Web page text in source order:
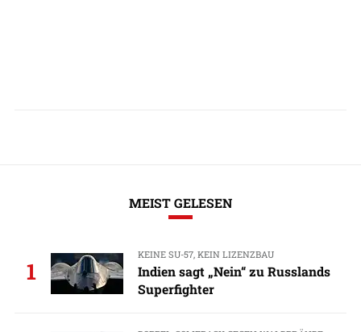
MEIST GELESEN
1
KEINE SU-57, KEIN LIZENZBAU
Indien sagt „Nein“ zu Russlands
Superfighter